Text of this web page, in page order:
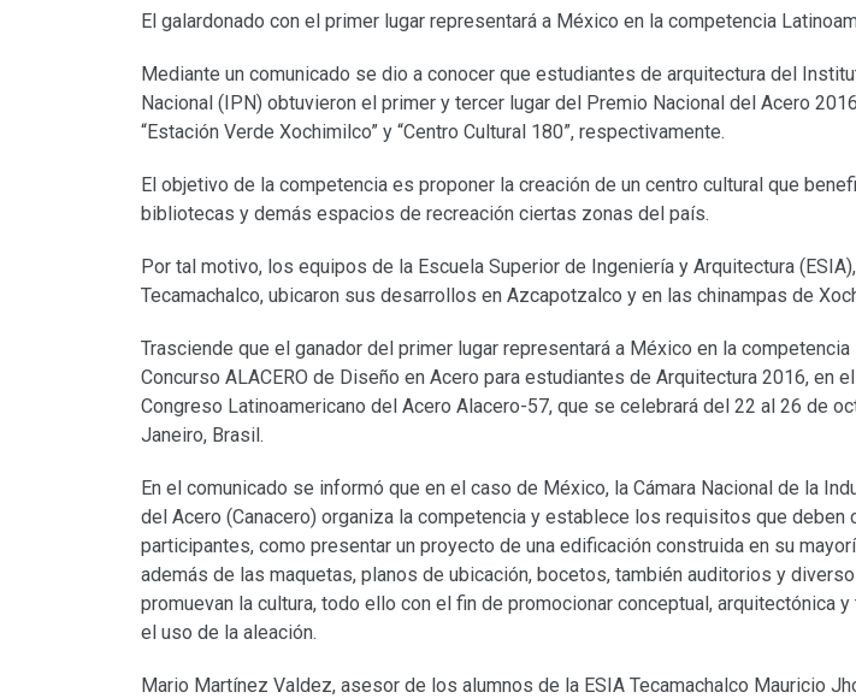
El galardonado con el primer lugar representará a México en la competencia
Mediante un comunicado se dio a conocer que estudiantes de arquitectura del
Nacional (IPN) obtuvieron el primer y tercer lugar del Premio Nacional del Acero
“Estación Verde Xochimilco” y “Centro Cultural 180”, respectivamente.
El objetivo de la competencia es proponer la creación de un centro cultural que
bibliotecas y demás espacios de recreación ciertas zonas del país.
Por tal motivo, los equipos de la Escuela Superior de Ingeniería y Arquitectura
Tecamachalco, ubicaron sus desarrollos en Azcapotzalco y en las chinampas de
Trasciende que el ganador del primer lugar representará a México en la competencia
Concurso ALACERO de Diseño en Acero para estudiantes de Arquitectura 2016, en
Congreso Latinoamericano del Acero Alacero-57, que se celebrará del 22 al 26 de
Janeiro, Brasil.
En el comunicado se informó que en el caso de México, la Cámara Nacional de la
del Acero (Canacero) organiza la competencia y establece los requisitos que deben
participantes, como presentar un proyecto de una edificación construida en su
además de las maquetas, planos de ubicación, bocetos, también auditorios y
promuevan la cultura, todo ello con el fin de promocionar conceptual, arquitectónica
el uso de la aleación.
Mario Martínez Valdez, asesor de los alumnos de la ESIA Tecamachalco Mauricio